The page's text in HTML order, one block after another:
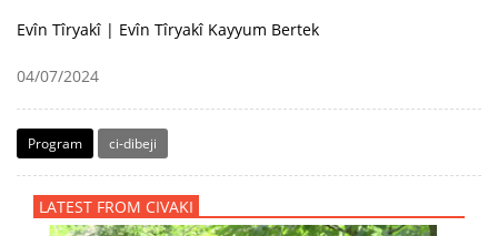
Evîn Tîryakî | Evîn Tîryakî Kayyum Bertek
04/07/2024
Program ci-dibeji
LATEST FROM CIVAKI